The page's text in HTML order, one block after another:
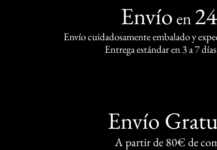
Envío en
Envío cuidadosamente embalado y
Entrega estándar en 3 a 7
Envío
A partir de 80€ de